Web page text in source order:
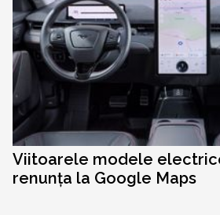
Viitoarele modele
renunța la Google Maps